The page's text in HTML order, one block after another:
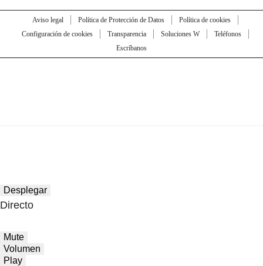
Aviso legal Política de Protección de Datos
Política de cookies
Configuración de cookies
Transparencia Soluciones W
Teléfonos
Escríbanos
Desplegar
Directo
Mute
Volumen
Play